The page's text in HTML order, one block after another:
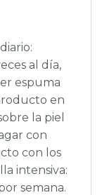
al día,
espuma
en
la piel
con
con los
intensiva:
semana.